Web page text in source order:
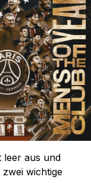
leer aus und
wichtige